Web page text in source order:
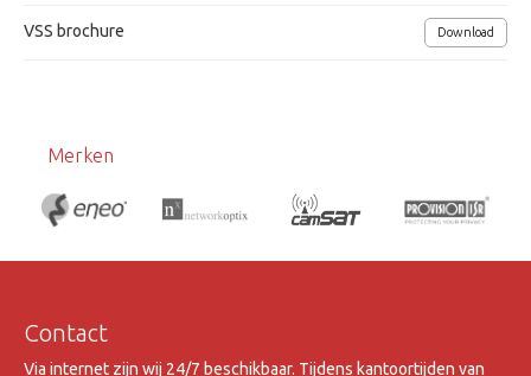
VSS brochure Download
Merken
Contact
Via internet zijn wij 24/7 beschikbaar. Tijdens kantoortijden van